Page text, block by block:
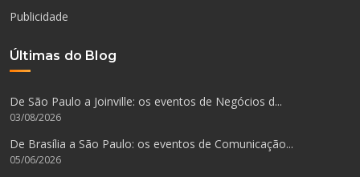
Publicidade
Últimas do Blog
De São Paulo a Joinville: os eventos de Negócios d...
03/08/2026
De Brasília a São Paulo: os eventos de Comunicação...
05/06/2026